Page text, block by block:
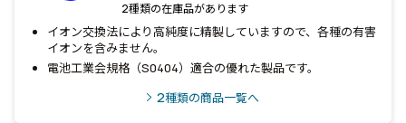
2種類の在庫品があります
イオン交換法により高純度に精製していますので、各種の有害
イオンを含みません。
電池工業会規格（S0404）適合の優れた製品です。
2種類の商品一覧へ